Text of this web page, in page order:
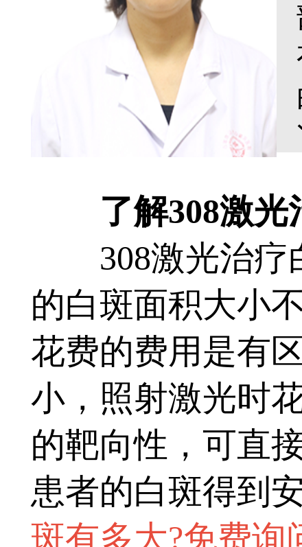
了解308激光
308激光治疗
的白斑面积大小
花费的费用是有
小，照射激光时
的靶向性，可直
患者的白斑得到
斑有多大?免费询